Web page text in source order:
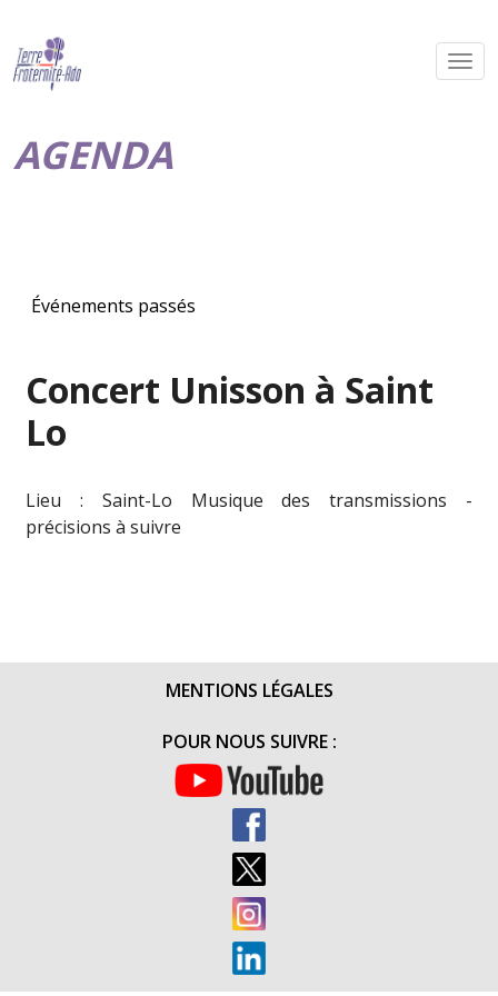
AGENDA
Événements passés
Concert Unisson à Saint
Lo
Lieu : Saint-Lo Musique des transmissions -
précisions à suivre
MENTIONS LÉGALES
POUR NOUS SUIVRE :